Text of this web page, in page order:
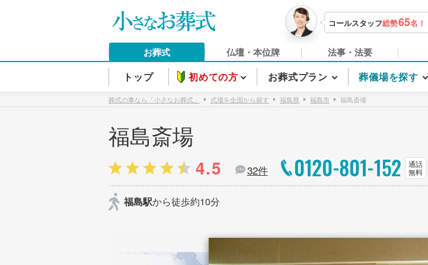
コールスタッフ総勢65名！
お葬式 仏壇・本位牌 法事・法要
トップ 初めての方 お葬式プラン 葬儀場を探す
葬式の事なら「小さなお葬式」 式場を全国から探す 福島県 福島市 福島斎場
福島斎場
4.5 32件 0120-801-152 通話
無料
福島駅から徒歩約10分